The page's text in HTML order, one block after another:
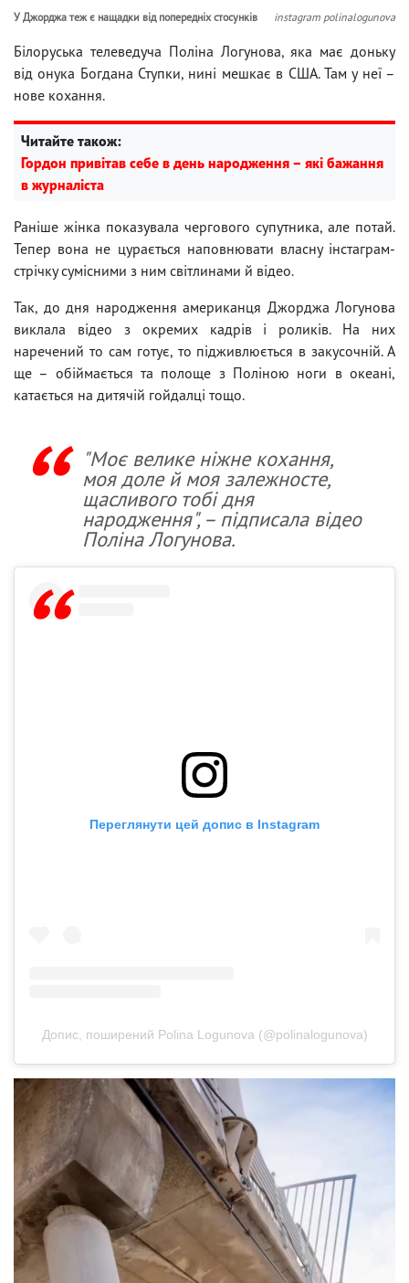
У Джорджа теж є нащадки від попередніх стосунків instagram polinalogunova
Білоруська телеведуча Поліна Логунова, яка має доньку
від онука Богдана Ступки, нині мешкає в США. Там у неї –
нове кохання.
Читайте також:
Гордон привітав себе в день народження – які бажання
в журналіста
Раніше жінка показувала чергового супутника, але потай.
Тепер вона не цурається наповнювати власну інстаграм-
стрічку сумісними з ним світлинами й відео.
Так, до дня народження американця Джорджа Логунова
виклала відео з окремих кадрів і роликів. На них
наречений то сам готує, то підживлюється в закусочній. А
ще – обіймається та полоще з Поліною ноги в океані,
катається на дитячій гойдалці тощо.
"Моє велике ніжне кохання,
моя доле й моя залежносте,
щасливого тобі дня
народження", – підписала відео
Поліна Логунова.
Переглянути цей допис в Instagram
Допис, поширений Polina Logunova (@polinalogunova)